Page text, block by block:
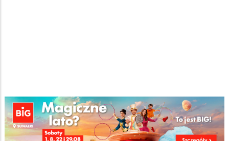
Ścieżka
nawigacyjna
Strona główna/Wiadomości/Zdrowie i uroda/
Dotacja z budżetu województwa dla szpitala w Suwałkach
FacebookPinterestTumblr
0 Reddit Share